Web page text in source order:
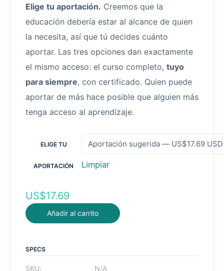
Elige tu aportación. Creemos que la
educación debería estar al alcance de quien
la necesita, así que tú decides cuánto
aportar. Las tres opciones dan exactamente
el mismo acceso: el curso completo, tuyo
para siempre, con certificado. Quien puede
aportar de más hace posible que alguien más
tenga acceso al aprendizaje.
ELIGE TU
APORTACIÓN Limpiar
US$17.69
Añadir al carrito
SPECS
SKU: N/A